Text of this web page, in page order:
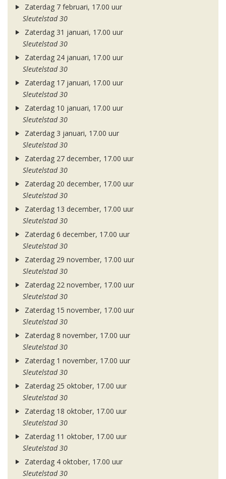
Zaterdag 7 februari, 17.00 uur
Sleutelstad 30
Zaterdag 31 januari, 17.00 uur
Sleutelstad 30
Zaterdag 24 januari, 17.00 uur
Sleutelstad 30
Zaterdag 17 januari, 17.00 uur
Sleutelstad 30
Zaterdag 10 januari, 17.00 uur
Sleutelstad 30
Zaterdag 3 januari, 17.00 uur
Sleutelstad 30
Zaterdag 27 december, 17.00 uur
Sleutelstad 30
Zaterdag 20 december, 17.00 uur
Sleutelstad 30
Zaterdag 13 december, 17.00 uur
Sleutelstad 30
Zaterdag 6 december, 17.00 uur
Sleutelstad 30
Zaterdag 29 november, 17.00 uur
Sleutelstad 30
Zaterdag 22 november, 17.00 uur
Sleutelstad 30
Zaterdag 15 november, 17.00 uur
Sleutelstad 30
Zaterdag 8 november, 17.00 uur
Sleutelstad 30
Zaterdag 1 november, 17.00 uur
Sleutelstad 30
Zaterdag 25 oktober, 17.00 uur
Sleutelstad 30
Zaterdag 18 oktober, 17.00 uur
Sleutelstad 30
Zaterdag 11 oktober, 17.00 uur
Sleutelstad 30
Zaterdag 4 oktober, 17.00 uur
Sleutelstad 30